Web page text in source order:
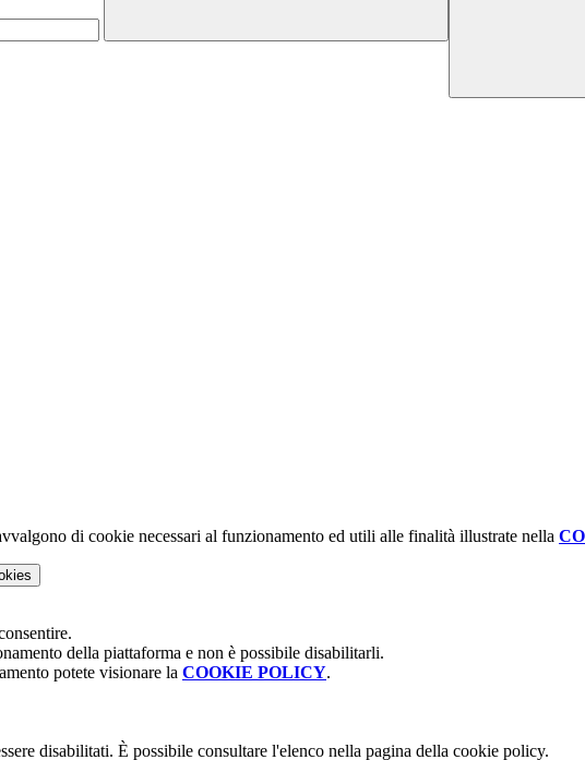
di cookie necessari al funzionamento ed utili alle finalità illustrate nella
della piattaforma e non è possibile disabilitarli.
potete visionare la COOKIE POLICY.
disabilitati. È possibile consultare l'elenco nella pagina della cookie policy.